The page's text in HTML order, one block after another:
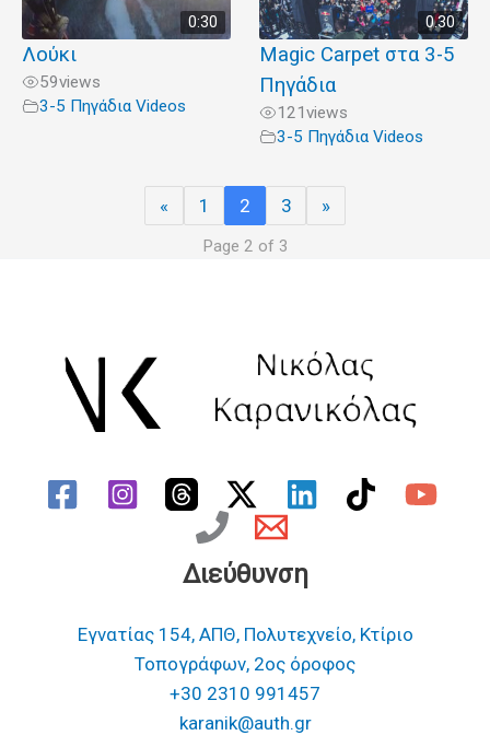
0:30
Λούκι
59views
3-5 Πηγάδια Videos
0.30
Magic Carpet στα 3-5
Πηγάδια
121 views
3-5 Πηγάδια Videos
« 1 2 3 »
Page 2 of 3
Διεύθυνση
Εγνατίας 154, ΑΠΘ, Πολυτεχνείο, Κτίριο
Τοπογράφων, 2ος όροφος
+30 2310 991457
karanik@auth.gr